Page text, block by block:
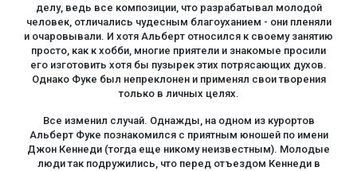
делу, ведь все композиции, что разрабатывал молодой
человек, отличались чудесным благоуханием - они пленяли
и очаровывали. И хотя Альберт относился к своему занятию
просто, как к хобби, многие приятели и знакомые просили
его изготовить хотя бы пузырек этих потрясающих духов.
Однако Фуке был непреклонен и применял свои творения
только в личных целях.
Все изменил случай. Однажды, на одном из курортов
Альберт Фуке познакомился с приятным юношей по имени
Джон Кеннеди (тогда еще никому неизвестным). Молодые
люди так подружились, что перед отъездом Кеннеди в